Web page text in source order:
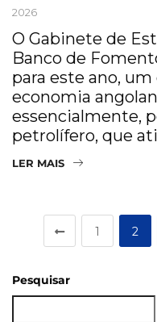
2026
O Gabinete de
Banco de
para este ano,
economia
essencialmente,
petrolífero, que
LER MAIS
1 2
Pesquisar